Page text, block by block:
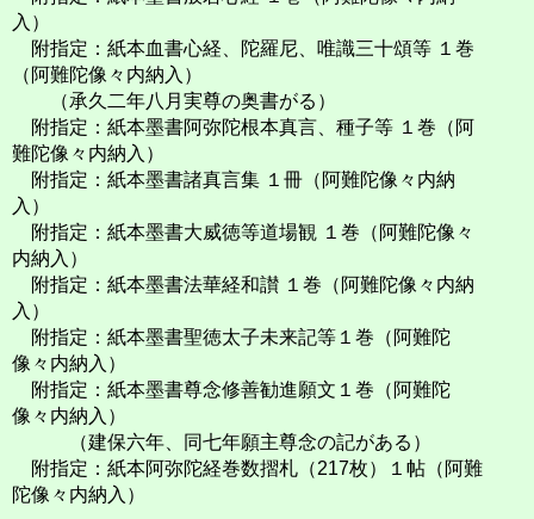
入）
附指定：紙本血書心経、陀羅尼、唯識三十頌等 １巻
（阿難陀像々内納入）
（承久二年八月実尊の奥書がる）
附指定：紙本墨書阿弥陀根本真言、種子等 １巻（阿
難陀像々内納入）
附指定：紙本墨書諸真言集 １冊（阿難陀像々内納
入）
附指定：紙本墨書大威徳等道場観 １巻（阿難陀像々
内納入）
附指定：紙本墨書法華経和讃 １巻（阿難陀像々内納
入）
附指定：紙本墨書聖徳太子未来記等１巻（阿難陀
像々内納入）
附指定：紙本墨書尊念修善勧進願文１巻（阿難陀
像々内納入）
（建保六年、同七年願主尊念の記がある）
附指定：紙本阿弥陀経巻数摺札（217枚）１帖（阿難
陀像々内納入）